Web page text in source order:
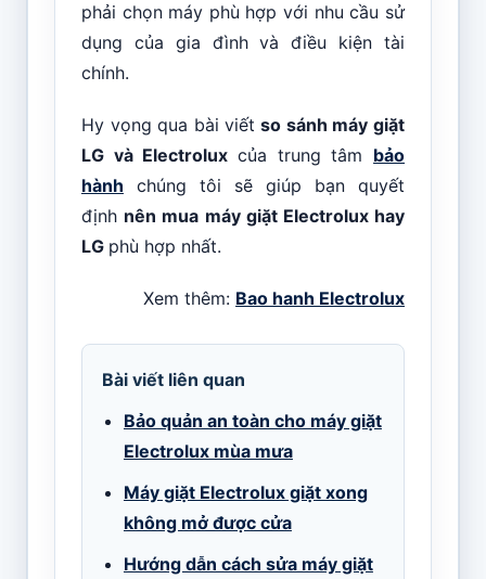
phải chọn máy phù hợp với nhu cầu sử
dụng của gia đình và điều kiện tài
chính.
Hy vọng qua bài viết so sánh máy giặt
LG và Electrolux của trung tâm bảo
hành chúng tôi sẽ giúp bạn quyết
định nên mua máy giặt Electrolux hay
LG phù hợp nhất.
Xem thêm: Bao hanh Electrolux
Bài viết liên quan
Bảo quản an toàn cho máy giặt
Electrolux mùa mưa
Máy giặt Electrolux giặt xong
không mở được cửa
Hướng dẫn cách sửa máy giặt